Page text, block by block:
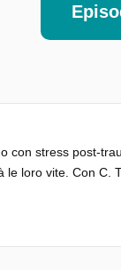
con stress post-
le loro vite. Con C.